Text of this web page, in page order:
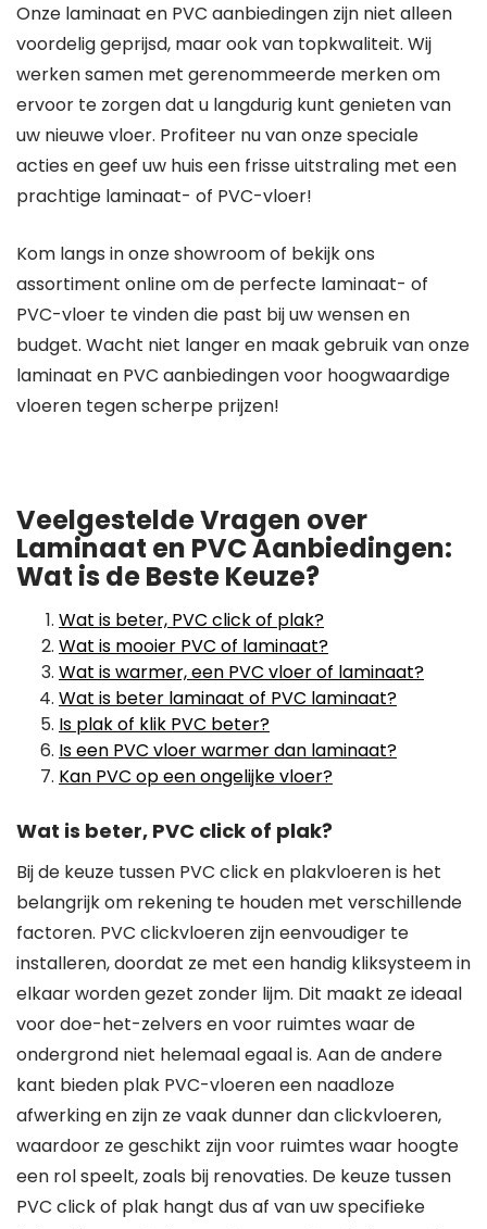
Onze laminaat en PVC aanbiedingen zijn niet alleen
voordelig geprijsd, maar ook van topkwaliteit. Wij
werken samen met gerenommeerde merken om
ervoor te zorgen dat u langdurig kunt genieten van
uw nieuwe vloer. Profiteer nu van onze speciale
acties en geef uw huis een frisse uitstraling met een
prachtige laminaat- of PVC-vloer!
Kom langs in onze showroom of bekijk ons
assortiment online om de perfecte laminaat- of
PVC-vloer te vinden die past bij uw wensen en
budget. Wacht niet langer en maak gebruik van onze
laminaat en PVC aanbiedingen voor hoogwaardige
vloeren tegen scherpe prijzen!
Veelgestelde Vragen over
Laminaat en PVC Aanbiedingen:
Wat is de Beste Keuze?
Wat is beter, PVC click of plak?
Wat is mooier PVC of laminaat?
Wat is warmer, een PVC vloer of laminaat?
Wat is beter laminaat of PVC laminaat?
Is plak of klik PVC beter?
Is een PVC vloer warmer dan laminaat?
Kan PVC op een ongelijke vloer?
Wat is beter, PVC click of plak?
Bij de keuze tussen PVC click en plakvloeren is het
belangrijk om rekening te houden met verschillende
factoren. PVC clickvloeren zijn eenvoudiger te
installeren, doordat ze met een handig kliksysteem in
elkaar worden gezet zonder lijm. Dit maakt ze ideaal
voor doe-het-zelvers en voor ruimtes waar de
ondergrond niet helemaal egaal is. Aan de andere
kant bieden plak PVC-vloeren een naadloze
afwerking en zijn ze vaak dunner dan clickvloeren,
waardoor ze geschikt zijn voor ruimtes waar hoogte
een rol speelt, zoals bij renovaties. De keuze tussen
PVC click of plak hangt dus af van uw specifieke